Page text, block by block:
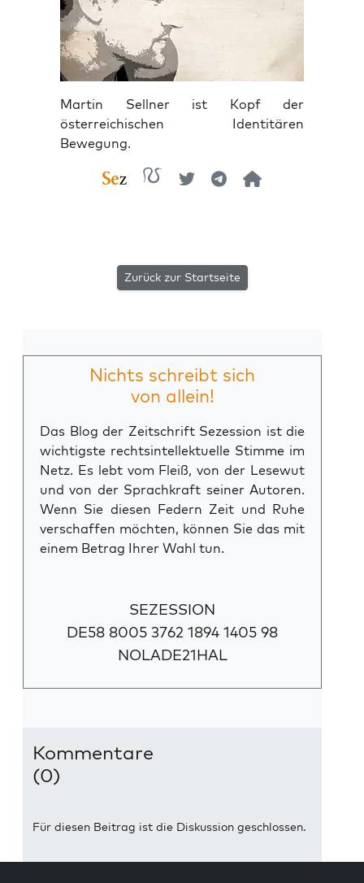
Martin Sellner ist Kopf der
österreichischen Identitären
Bewegung.
Zurück zur Startseite
Nichts schreibt sich
von allein!
Das Blog der Zeitschrift Sezession ist die
wichtigste rechtsintellektuelle Stimme im
Netz. Es lebt vom Fleiß, von der Lesewut
und von der Sprachkraft seiner Autoren.
Wenn Sie diesen Federn Zeit und Ruhe
verschaffen möchten, können Sie das mit
einem Betrag Ihrer Wahl tun.
SEZESSION
DE58 8005 3762 1894 1405 98
NOLADE21HAL
Kommentare
(0)
Für diesen Beitrag ist die Diskussion geschlossen.